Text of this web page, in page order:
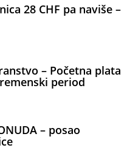
28 CHF pa naviše –
– Početna plata
period
– posao